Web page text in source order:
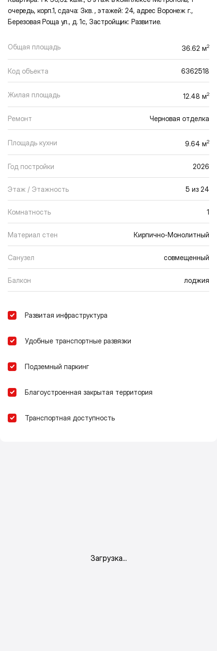
очередь, корп.1, сдача: 3кв. , этажей: 24, адрес Воронеж г.,
Березовая Роща ул., д. 1с, Застройщик: Развитие.
Общая площадь 36.62 м2
Код объекта 6362518
Жилая площадь 12.48 м2
Ремонт Черновая отделка
Площадь кухни 9.64 м2
Год постройки 2026
Этаж / Этажность 5 из 24
Комнатность 1
Материал стен Кирпично-Монолитный
Санузел совмещенный
Балкон лоджия
Развитая инфраструктура
Удобные транспортные развязки
Подземный паркинг
Благоустроенная закрытая территория
Транспортная доступность